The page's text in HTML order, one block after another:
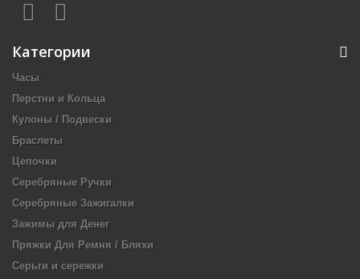
Категории
Часы
Перстни и Кольца
Кулоны / Подвески
Браслеты
Цепочки
Серебряные Ручки
Серебряные Зажигалки
Зажимы для Денег
Пряжки Для Ремня / Бляхи
Серьги и сережки